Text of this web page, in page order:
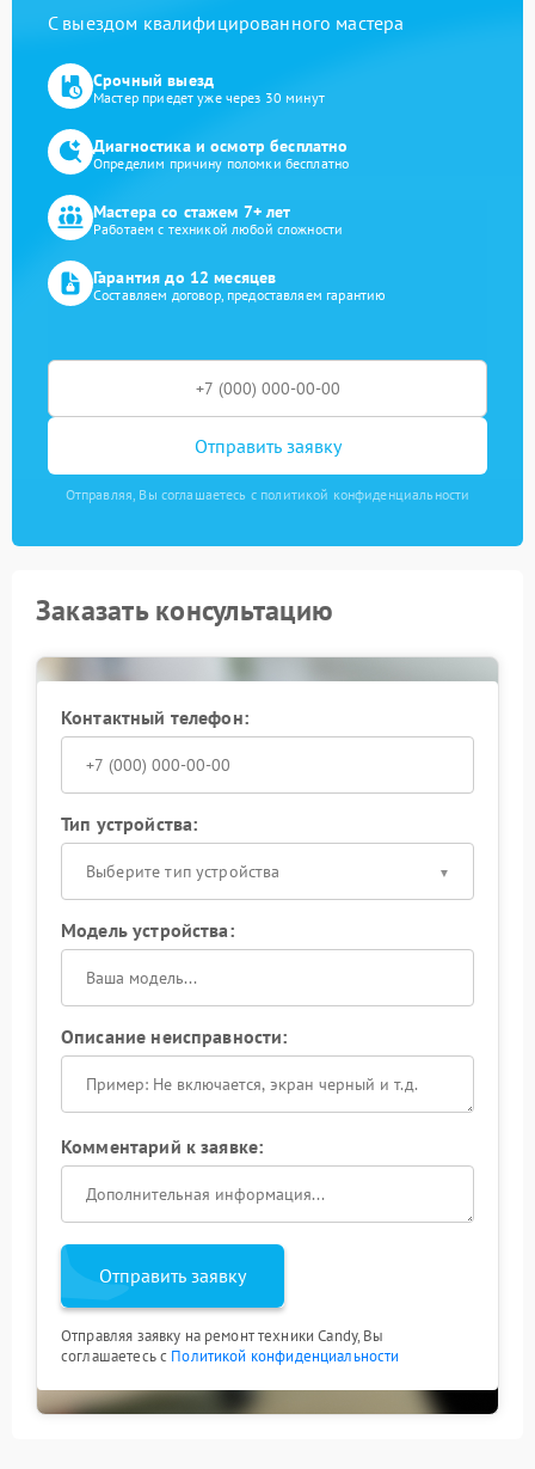
С выездом квалифицированного мастера
Срочный выезд
Мастер приедет уже через 30 минут
Диагностика и осмотр бесплатно
Определим причину поломки бесплатно
Мастера со стажем 7+ лет
Работаем с техникой любой сложности
Гарантия до 12 месяцев
Составляем договор, предоставляем гарантию
Отправить заявку
Отправляя, Вы соглашаетесь с политикой конфиденциальности
Заказать консультацию
Контактный телефон:
Тип устройства:
Выберите тип устройства
Модель устройства:
Описание неисправности:
Комментарий к заявке:
Отправить заявку
Отправляя заявку на ремонт техники Candy, Вы
соглашаетесь с Политикой конфиденциальности